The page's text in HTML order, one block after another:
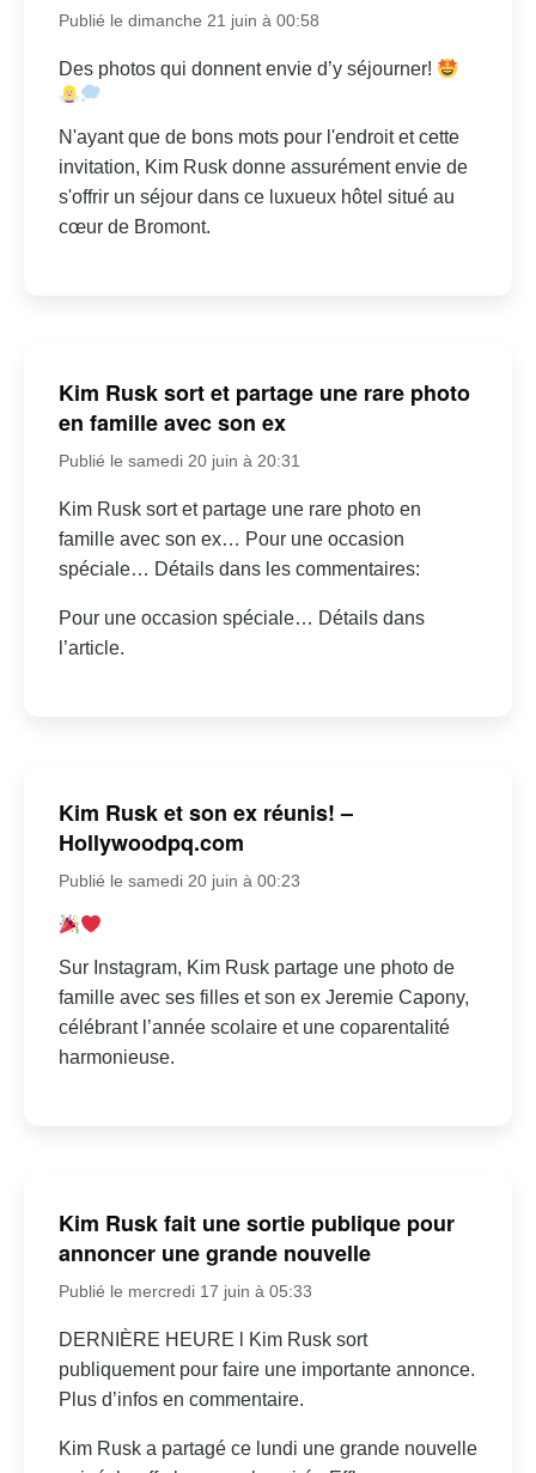
Publié le dimanche 21 juin à 00:58
Des photos qui donnent envie d’y séjourner!
N'ayant que de bons mots pour l'endroit et cette
invitation, Kim Rusk donne assurément envie de
s'offrir un séjour dans ce luxueux hôtel situé au
cœur de Bromont.
Kim Rusk sort et partage une rare photo
en famille avec son ex
Publié le samedi 20 juin à 20:31
Kim Rusk sort et partage une rare photo en
famille avec son ex… Pour une occasion
spéciale… Détails dans les commentaires:
Pour une occasion spéciale… Détails dans
l’article.
Kim Rusk et son ex réunis! –
Hollywoodpq.com
Publié le samedi 20 juin à 00:23
Sur Instagram, Kim Rusk partage une photo de
famille avec ses filles et son ex Jeremie Capony,
célébrant l’année scolaire et une coparentalité
harmonieuse.
Kim Rusk fait une sortie publique pour
annoncer une grande nouvelle
Publié le mercredi 17 juin à 05:33
DERNIÈRE HEURE l Kim Rusk sort
publiquement pour faire une importante annonce.
Plus d’infos en commentaire.
Kim Rusk a partagé ce lundi une grande nouvelle